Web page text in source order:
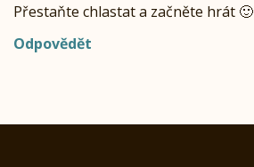
Přestaňte chlastat a začněte hrát 🙂
Odpovědět